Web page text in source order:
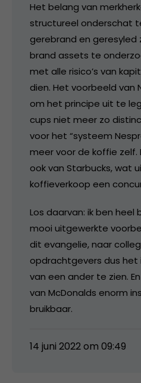
Het belang van
structureel onderschat
gerebrand en
brand assets te
met alle risico’s van
dien. Het voorbeeld van
om het principe uit te
cups niet meer zo
voor het “systeem
meer voor de koffie zelf.
ook van Starbucks, wat
koffieverkoop een
Los daarvan: ik ben
mooi uitgewerkte
dit evangelie, naar
opdrachtgevers dus
van een ander te zien.
van McDonalds enorm
bruikbaar.
14 juni 2022 om 09:49